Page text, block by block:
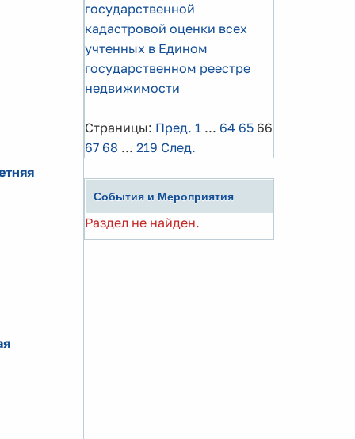
государственной
кадастровой оценки всех
учтенных в Едином
государственном реестре
недвижимости
Страницы: Пред. 1 ... 64 65 66
67 68 ... 219 След.
События и Мероприятия
Раздел не найден.